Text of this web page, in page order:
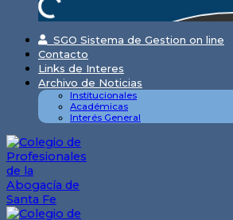
SGO Sistema de Gestion on line
Contacto
Links de Interes
Archivo de Noticias
Institucionales
Académicas
Interés General